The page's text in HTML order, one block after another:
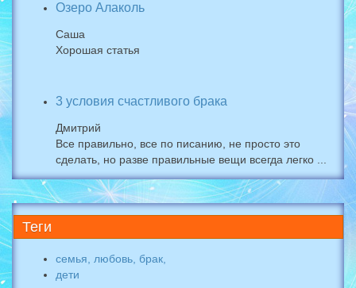
Озеро Алаколь
Саша
Хорошая статья
3 условия счастливого брака
Дмитрий
Все правильно, все по писанию, не просто это
сделать, но разве правильные вещи всегда легко ...
Теги
семья, любовь, брак,
дети